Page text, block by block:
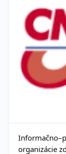
organizácie